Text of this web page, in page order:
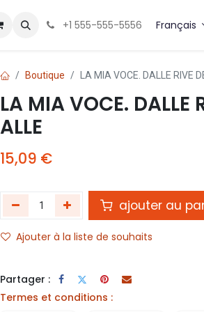
+1 555-555-5556 Français
Boutique LA MIA VOCE. DALLE RIVE
LA MIA VOCE. DALLE
ALLE
15,09 €
ajouter au
Ajouter à la liste de souhaits
Partager :
Termes et conditions :